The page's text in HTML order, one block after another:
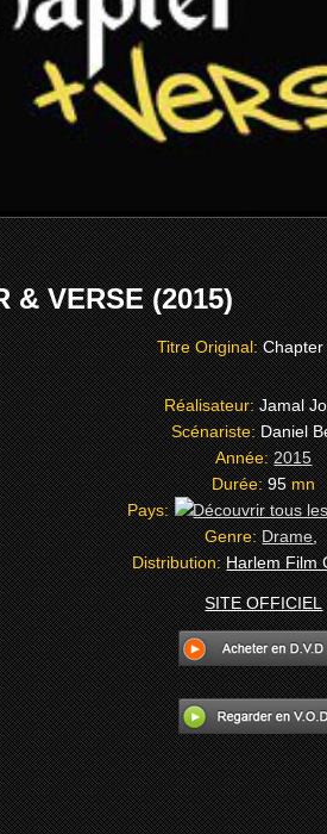
& VERSE (2015)
Titre Original:Chapter
Réalisateur:Jamal
Scénariste:Daniel
Année:2015
Durée:95mn
Pays:
Genre:Drame,
Distribution:Harlem Film
SITE OFFICIEL